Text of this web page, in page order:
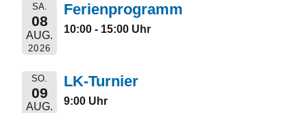
SA.
08
AUG.
2026
Ferienprogramm
10:00 - 15:00 Uhr
SO.
09
AUG.
LK-Turnier
9:00 Uhr